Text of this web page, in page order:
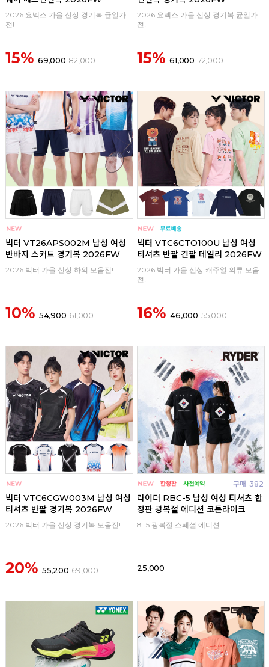
2026 요넥스 가을 신상 경기복 균일가
전!
15% 69,000 82,000
2026 요넥스 가을 신상 경기복 균일가
전!
15% 61,000 72,000
빅터 VT26APS002M 남성 여성
반바지 스커트 경기복 2026FW
2026 빅터 가을 신상 하의 모음전!
10% 54,900 61,000
빅터 VTC6CTO100U 남성 여성
티셔츠 반팔 긴팔 데일리 2026FW
2026 빅터 가을 신상 캐주얼 의류 모음
전!
16% 46,000 55,000
빅터 VTC6CGW003M 남성 여성
티셔츠 반팔 경기복 2026FW
2026 빅터 가을 신상 경기복 모음전!
20% 55,200 69,000
구매 382
라이더 RBC-5 남성 여성 티셔츠 한
정판 광복절 에디션 코튼라이크
8.15 광복절 스페셜 에디션
25,000